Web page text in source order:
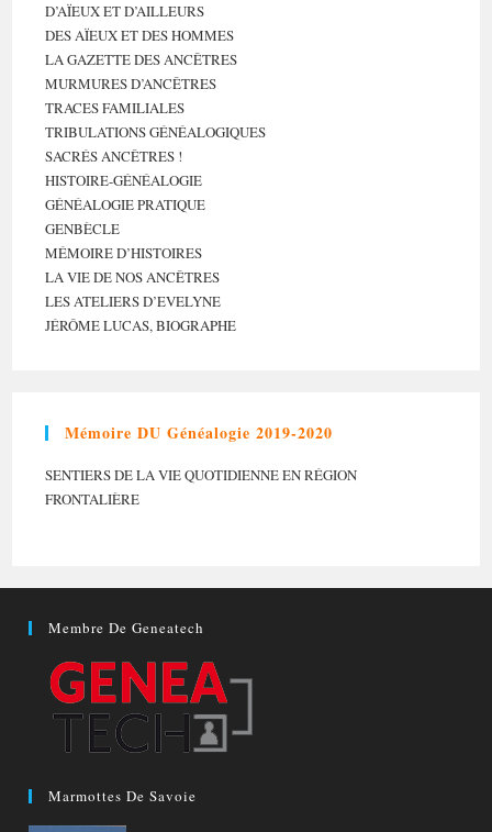
D’AÏEUX ET D’AILLEURS
DES AÏEUX ET DES HOMMES
LA GAZETTE DES ANCÊTRES
MURMURES D’ANCÊTRES
TRACES FAMILIALES
TRIBULATIONS GÉNÉALOGIQUES
SACRÉS ANCÊTRES !
HISTOIRE-GÉNÉALOGIE
GÉNÉALOGIE PRATIQUE
GENBÈCLE
MÉMOIRE D’HISTOIRES
LA VIE DE NOS ANCÊTRES
LES ATELIERS D’EVELYNE
JÉRÔME LUCAS, BIOGRAPHE
Mémoire DU Généalogie 2019-2020
SENTIERS DE LA VIE QUOTIDIENNE EN RÉGION
FRONTALIÈRE
Membre De Geneatech
Marmottes De Savoie